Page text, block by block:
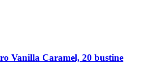
Vanilla Caramel, 20 bustine